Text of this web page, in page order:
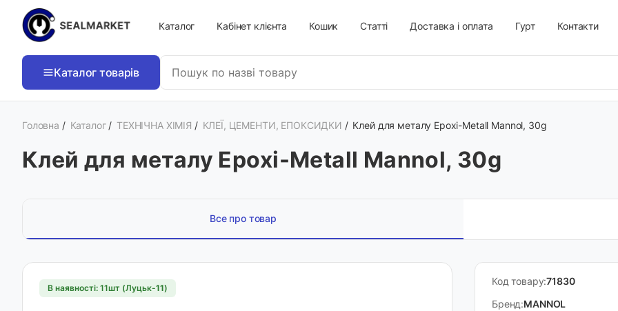
Каталог Кабінет клієнта Кошик Статті Доставка і оплата Гурт Контакти
Каталог товарів
Головна / Каталог /ТЕХНІЧНА ХІМІЯ / КЛЕЇ, ЦЕМЕНТИ, ЕПОКСИДКИ / Клей для металу Epoxi-Metall Mannol, 30g
Клей для металу Epoxi-Metall Mannol, 30g
Все про товар
В наявності: 11шт (Луцьк-11)
Код товару:71830
Бренд:MANNOL